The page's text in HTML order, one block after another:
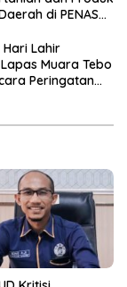
di PENAS
Lahir
Muara Tebo
Peringatan